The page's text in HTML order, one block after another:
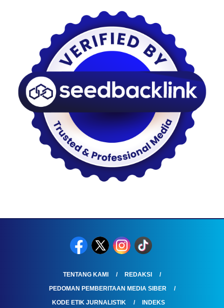
TENTANG KAMI
REDAKSI
PEDOMAN PEMBERITAAN MEDIA SIBER
KODE ETIK JURNALISTIK
INDEKS